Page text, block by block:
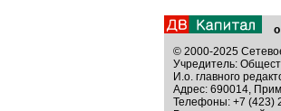
© 2000-2025
Учредитель:
И.о. главного
Адрес: 690014,
Телефоны: +7 (423)